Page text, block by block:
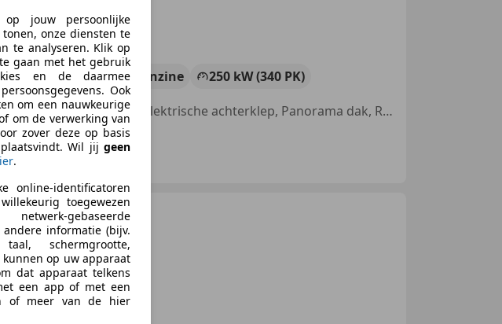
127.346 km Benzine
250 kW (340 PK)
Alarm, Airbag bestuurder, Parkeerhulp met camera, Getinte ramen, Elektrische achterklep, Panorama dak, Regensensor, Airbag passagier
19 in
jouw persoonlijke
onze diensten te
te analyseren. Klik op
gaan met het gebruik
en de daarmee
Ook
om een nauwkeurige
om de verwerking van
zover deze op basis
Wil jij geen
.
online-identificatoren
toegewezen
gebaseerde
informatie (bijv.
schermgrootte,
op uw apparaat
dat apparaat telkens
een app of met een
of meer van de hier